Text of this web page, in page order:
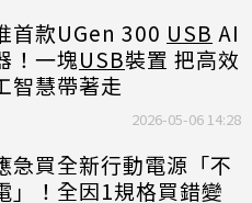
首款UGen 300 USB AI
！一塊USB裝置 把高效
智慧帶著走
2026-05-06 14:28
急買全新行動電源「不
」！全因1規格買錯變